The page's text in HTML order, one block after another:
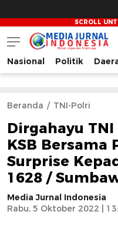
Media Jurnal
Bersama
Nasional Politik
Beranda TNI-Polri
Dirgahayu
KSB Bersama
Surprise
1628 /
Media Jurnal Indonesia
Rabu, 5 Oktober 2022 |